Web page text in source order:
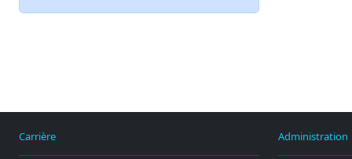
Carrière Administration